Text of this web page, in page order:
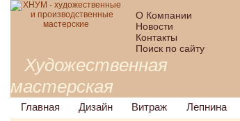
О Компании
Новости
Контакты
Поиск по сайту
Художественная
мастерская
Главная Дизайн Витраж Лепнина